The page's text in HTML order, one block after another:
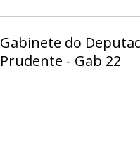
Gabinete do
Prudente - Gab 22